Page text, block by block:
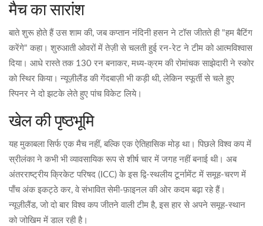
मैच का सारांश
बाते शुरू होते हैं उस शाम की, जब कप्तान नंदिनी हसन ने टॉस जीतते ही "हम बैटिंग
करेंगे" कहा। शुरुआती ओवरों में तेज़ी से चलती हुई रन‑रेट ने टीम को आत्मविश्वास
दिया। आधे रास्ते तक 130 रन बनाकर, मध्य‑क्रम की रोमांचक साझेदारी ने स्कोर
को स्थिर किया। न्यूज़ीलैंड की गेंदबाज़ी भी कड़ी थी, लेकिन स्फूर्ती से चले हुए
स्पिनर ने दो झटके लेते हुए पांच विकेट लिये।
खेल की पृष्ठभूमि
यह मुकाबला सिर्फ एक मैच नहीं, बल्कि एक ऐतिहासिक मोड़ था। पिछले विश्व कप में
स्रीलंका ने कभी भी व्यावसायिक रूप से शीर्ष चार में जगह नहीं बनाई थी। अब
अंतरराष्ट्रीय क्रिकेट परिषद (ICC) के इस द्वि-स्थलीय टूर्नामेंट में समूह‑चरण में
पाँच अंक इकट्ठे कर, वे संभावित सेमी‑फ़ाइनल की ओर कदम बढ़ा रहे हैं।
न्यूज़ीलैंड, जो दो बार विश्व कप जीतने वाली टीम है, इस हार से अपने समूह‑स्थान
को जोखिम में डाल रही है।